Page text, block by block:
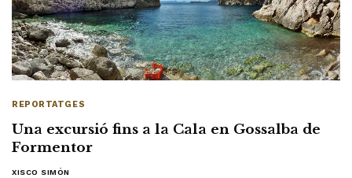
REPORTATGES
Una excursió fins a la Cala en Gossalba de
Formentor
XISCO SIMÓN